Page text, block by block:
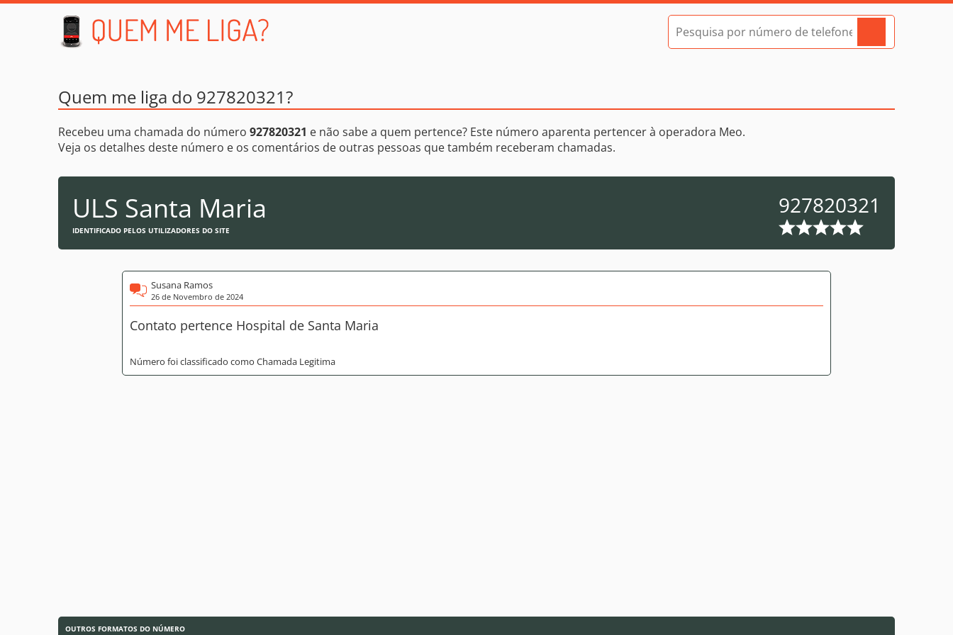
Quem me liga do 927820321?
Recebeu uma chamada do número 927820321 e não sabe a quem pertence? Este número aparenta pertencer à operadora Meo.
Veja os detalhes deste número e os comentários de outras pessoas que também receberam chamadas.
ULS Santa Maria
IDENTIFICADO PELOS UTILIZADORES DO SITE
927820321
Susana Ramos
26 de Novembro de 2024
Contato pertence Hospital de Santa Maria
Número foi classificado como Chamada Legitima
OUTROS FORMATOS DO NÚMERO